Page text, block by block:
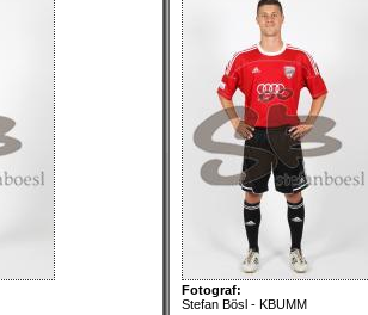
Fotograf:
Stefan Bösl - KBUMM